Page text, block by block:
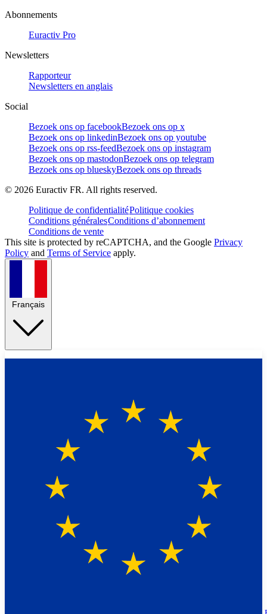
Abonnements
Euractiv Pro
Newsletters
Rapporteur
Newsletters en anglais
Social
Bezoek ons op facebookBezoek ons op x
Bezoek ons op linkedinBezoek ons op youtube
Bezoek ons op rss-feedBezoek ons op instagram
Bezoek ons op mastodonBezoek ons op telegram
Bezoek ons op blueskyBezoek ons op threads
© 2026 Euractiv FR. All rights reserved.
Politique de confidentialitéPolitique cookies
Conditions généralesConditions d’abonnement
Conditions de vente
This site is protected by reCAPTCHA, and the Google Privacy
Policy and Terms of Service apply.
Français